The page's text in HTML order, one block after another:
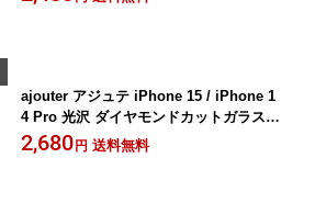
ajouter アジュテ iPhone 15 / iPhone 1
4 Pro 光沢 ダイヤモンドカットガラス -
ピンク AJ-IP23M2-GMD-SLCCPK
2,680 円 送料無料